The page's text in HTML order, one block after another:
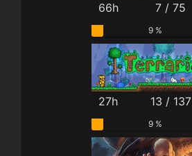
66h 7 / 75
9 %
27h 13 / 137
9 %